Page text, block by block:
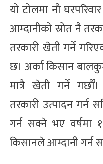
यो टोलमा नौ
आम्दानीको स्रोत नै
तरकारी खेती गर्ने
छ। अर्का किसान
मात्रै खेती गर्ने
तरकारी उत्पादन गर्न
गर्न सक्ने भए
किसानले आम्दानी गर्न